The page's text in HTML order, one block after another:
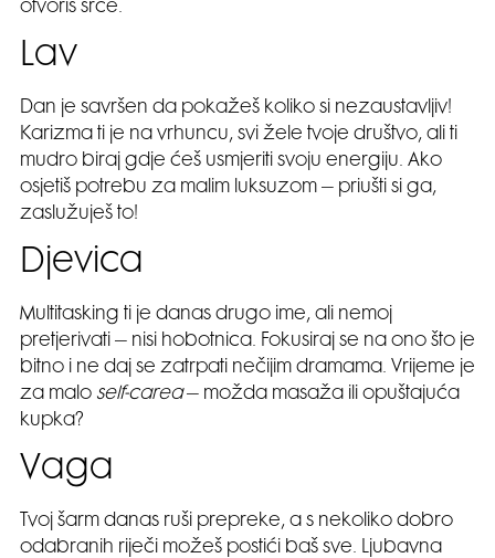
otvoriš srce.
Lav
Dan je savršen da pokažeš koliko si nezaustavljiv!
Karizma ti je na vrhuncu, svi žele tvoje društvo, ali ti
mudro biraj gdje ćeš usmjeriti svoju energiju. Ako
osjetiš potrebu za malim luksuzom – priušti si ga,
zaslužuješ to!
Djevica
Multitasking ti je danas drugo ime, ali nemoj
pretjerivati – nisi hobotnica. Fokusiraj se na ono što je
bitno i ne daj se zatrpati nečijim dramama. Vrijeme je
za malo self-carea– možda masaža ili opuštajuća
kupka?
Vaga
Tvoj šarm danas ruši prepreke, a s nekoliko dobro
odabranih riječi možeš postići baš sve. Ljubavna